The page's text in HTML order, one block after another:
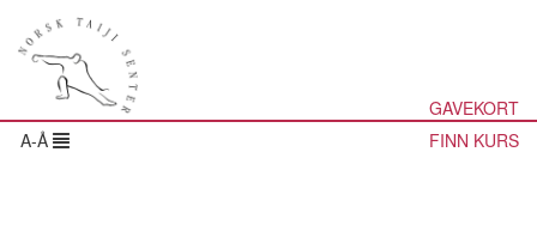
GAVEKORT
A-Å
FINN KURS